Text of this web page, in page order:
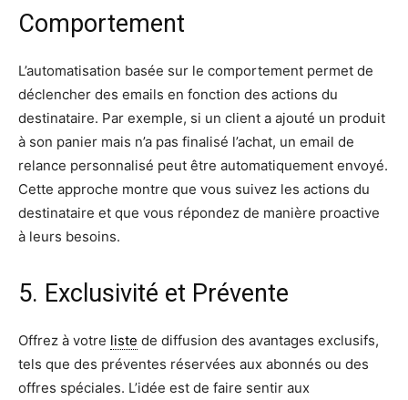
Comportement
L’automatisation basée sur le comportement permet de
déclencher des emails en fonction des actions du
destinataire. Par exemple, si un client a ajouté un produit
à son panier mais n’a pas finalisé l’achat, un email de
relance personnalisé peut être automatiquement envoyé.
Cette approche montre que vous suivez les actions du
destinataire et que vous répondez de manière proactive
à leurs besoins.
5. Exclusivité et Prévente
Offrez à votre liste de diffusion des avantages exclusifs,
tels que des préventes réservées aux abonnés ou des
offres spéciales. L’idée est de faire sentir aux